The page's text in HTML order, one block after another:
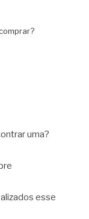
uma?
esse